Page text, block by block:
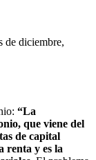
de diciembre,
“La
que viene del
de capital
renta y es la